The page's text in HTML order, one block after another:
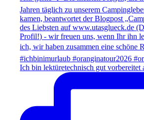
Ich bin lektüretechnisch gut vorbereitet